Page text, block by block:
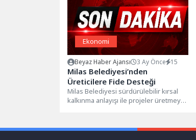
Ekonomi
Beyaz Haber Ajansı 3 Ay Önce 15
Milas Belediyesi’nden
Üreticilere Fide Desteği
Milas Belediyesi sürdürülebilir kırsal
kalkınma anlayışı ile projeler üretmeye